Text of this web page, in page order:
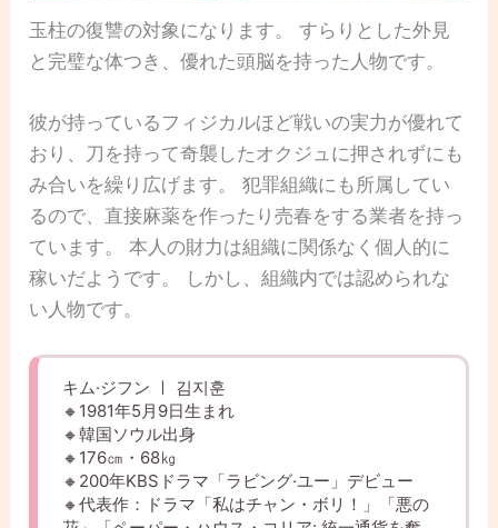
玉柱の復讐の対象になります。 すらりとした外見
と完璧な体つき、優れた頭脳を持った人物です。
彼が持っているフィジカルほど戦いの実力が優れて
おり、刀を持って奇襲したオクジュに押されずにも
み合いを繰り広げます。 犯罪組織にも所属してい
るので、直接麻薬を作ったり売春をする業者を持っ
ています。 本人の財力は組織に関係なく個人的に
稼いだようです。 しかし、組織内では認められな
い人物です。
キム·ジフン ㅣ 김지훈
🔸1981年5月9日生まれ
🔸韓国ソウル出身
🔸176㎝・68㎏
🔸200年KBSドラマ「ラビング·ユー」デビュー
🔸代表作：ドラマ「私はチャン・ボリ！」「悪の